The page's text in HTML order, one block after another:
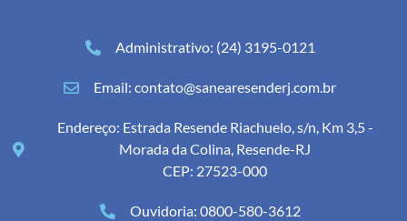
Administrativo: (24) 3195-0121
Email: contato@sanearesenderj.com.br
Endereço: Estrada Resende Riachuelo, s/n, Km 3,5 -
Morada da Colina, Resende-RJ
CEP: 27523-000
Ouvidoria: 0800-580-3612